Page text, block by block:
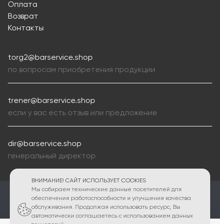
Оплата
Возврат
Контакты
torg2@barservice.shop
по вопросам приобретения продукции
trener@barservice.shop
если у вас есть отзыв или предложение
dir@barservice.shop
генеральный директор
ПОЛИТИКА КОНФИДЕНЦИАЛЬНОСТИ
2010 - 2026 © Интернет магазин Bar Service shop
ВНИМАНИЕ! САЙТ ИСПОЛЬЗУЕТ COOKIES
Мы собираем технические данные посетителей для
обеспечения работоспособности и улучшения качества
обслуживания. Продолжая использовать ресурс, Вы
автоматически соглашаетесь с использованием данных